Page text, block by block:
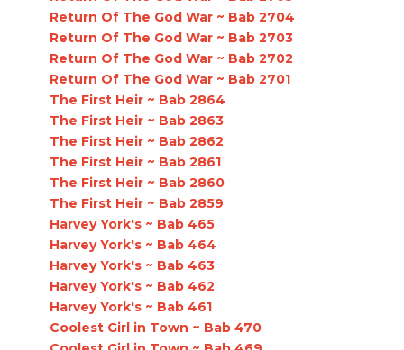
Return Of The God War ~ Bab 2704
Return Of The God War ~ Bab 2703
Return Of The God War ~ Bab 2702
Return Of The God War ~ Bab 2701
The First Heir ~ Bab 2864
The First Heir ~ Bab 2863
The First Heir ~ Bab 2862
The First Heir ~ Bab 2861
The First Heir ~ Bab 2860
The First Heir ~ Bab 2859
Harvey York's ~ Bab 465
Harvey York's ~ Bab 464
Harvey York's ~ Bab 463
Harvey York's ~ Bab 462
Harvey York's ~ Bab 461
Coolest Girl in Town ~ Bab 470